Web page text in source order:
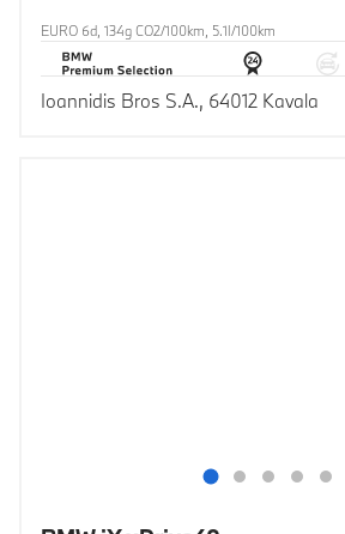
EURO 6d, 134g CO2/100km, 5.1l/100km
Ioannidis Bros S.A., 64012 Kavala